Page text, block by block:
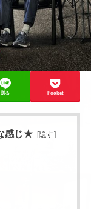
送る Pocket
感じ★ [隠す]